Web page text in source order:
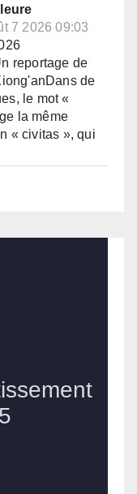
7 2026 09:03
reportage de
de
le mot «
la même
« civitas », qui